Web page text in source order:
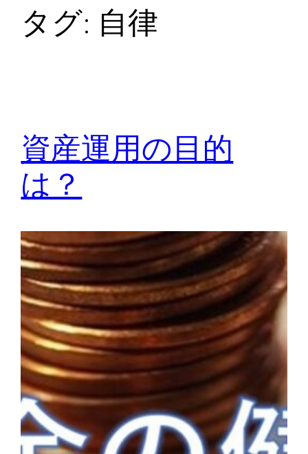
タグ: 自律
資産運用の目的
は？